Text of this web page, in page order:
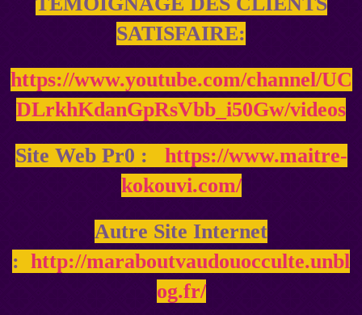
SATISFAIRE:
https://www.youtube.com/channel/UC
DLrkhKdanGpRsVbb_i50Gw/videos
Site Web Pr0 : https://www.maitre-
kokouvi.com/
Autre Site Internet
: http://maraboutvaudouocculte.unbl
og.fr/